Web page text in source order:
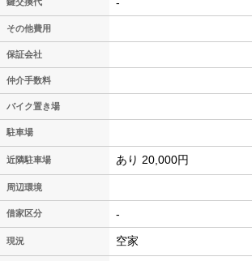
鍵交換代 -
その他費用
保証会社
仲介手数料
バイク置き場
駐車場
近隣駐車場 あり 20,000円
周辺環境
借家区分 -
現況 空家